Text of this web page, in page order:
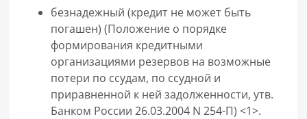
безнадежный (кредит не может быть
погашен) (Положение о порядке
формирования кредитными
организациями резервов на возможные
потери по ссудам, по ссудной и
приравненной к ней задолженности, утв.
Банком России 26.03.2004 N 254-П) <1>.